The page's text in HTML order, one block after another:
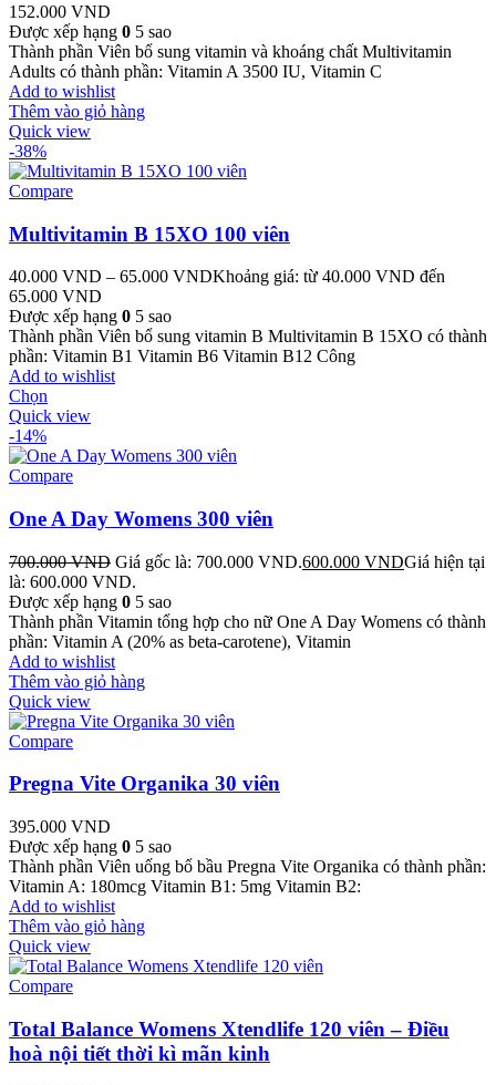
152.000 VND
Được xếp hạng 0 5 sao
Thành phần Viên bổ sung vitamin và khoáng chất Multivitamin
Adults có thành phần: Vitamin A 3500 IU, Vitamin C
Add to wishlist
Thêm vào giỏ hàng
Quick view
-38%
Compare
Multivitamin B 15XO 100 viên
40.000 VND – 65.000 VNDKhoảng giá: từ 40.000 VND đến
65.000 VND
Được xếp hạng 0 5 sao
Thành phần Viên bổ sung vitamin B Multivitamin B 15XO có thành
phần: Vitamin B1 Vitamin B6 Vitamin B12 Công
Add to wishlist
Chọn
Quick view
-14%
Compare
One A Day Womens 300 viên
700.000VND Giá gốc là: 700.000 VND.600.000 VNDGiá hiện tại
là: 600.000 VND.
Được xếp hạng 0 5 sao
Thành phần Vitamin tổng hợp cho nữ One A Day Womens có thành
phần: Vitamin A (20% as beta-carotene), Vitamin
Add to wishlist
Thêm vào giỏ hàng
Quick view
Compare
Pregna Vite Organika 30 viên
395.000 VND
Được xếp hạng 0 5 sao
Thành phần Viên uống bổ bầu Pregna Vite Organika có thành phần:
Vitamin A: 180mcg Vitamin B1: 5mg Vitamin B2:
Add to wishlist
Thêm vào giỏ hàng
Quick view
Compare
Total Balance Womens Xtendlife 120 viên – Điều
hoà nội tiết thời kì mãn kinh